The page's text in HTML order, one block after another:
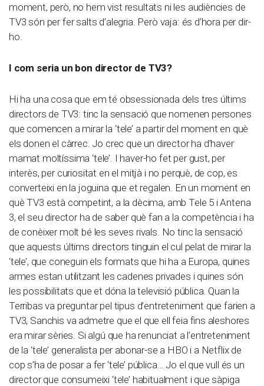
moment, però, no hem vist resultats ni les audiències de
TV3 són per fer salts d’alegria. Però vaja: és d’hora per dir-
ho.
I com seria un bon director de TV3?
Hi ha una cosa que em té obsessionada dels tres últims
directors de TV3: tinc la sensació que nomenen persones
que comencen a mirar la ‘tele’ a partir del moment en què
els donen el càrrec. Jo crec que un director ha d’haver
mamat moltíssima ‘tele’. I haver-ho fet per gust, per
interès, per curiositat en el mitjà i no perquè, de cop, es
converteixi en la joguina que et regalen. En un moment en
què TV3 està competint, a la dècima, amb Tele 5 i Antena
3, el seu director ha de saber què fan a la competència i ha
de conèixer molt bé les seves rivals. No tinc la sensació
que aquests últims directors tinguin el cul pelat de mirar la
‘tele’, que coneguin els formats que hi ha a Europa, quines
armes estan utilitzant les cadenes privades i quines són
les possibilitats que et dóna la televisió pública. Quan la
Terribas va preguntar pel tipus d’entreteniment que farien a
TV3, Sanchis va admetre que el que ell feia fins aleshores
era mirar sèries. Si algú que ha renunciat a l’entreteniment
de la ‘tele’ generalista per abonar-se a HBO i a Netflix de
cop s’ha de posar a fer ‘tele’ pública… Jo el que vull és un
director que consumeixi ‘tele’ habitualment i que sàpiga